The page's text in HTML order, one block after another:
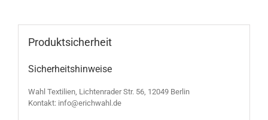
Produktsicherheit
Sicherheitshinweise
Wahl Textilien, Lichtenrader Str. 56, 12049 Berlin
Kontakt: info@erichwahl.de